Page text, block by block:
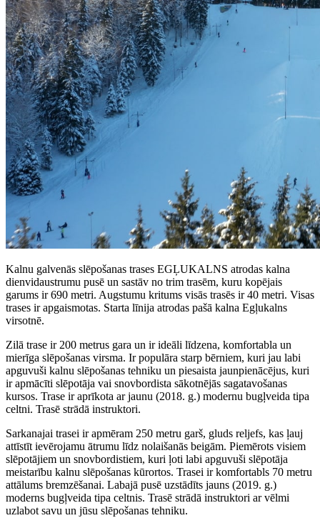
Kalnu galvenās slēpošanas trases EGĻUKALNS atrodas kalna
dienvidaustrumu pusē un sastāv no trim trasēm, kuru kopējais
garums ir 690 metri. Augstumu kritums visās trasēs ir 40 metri. Visas
trases ir apgaismotas. Starta līnija atrodas pašā kalna Egļukalns
virsotnē.
Zilā trase ir 200 metrus gara un ir ideāli līdzena, komfortabla un
mierīga slēpošanas virsma. Ir populāra starp bērniem, kuri jau labi
apguvuši kalnu slēpošanas tehniku un piesaista jaunpienācējus, kuri
ir apmācīti slēpotāja vai snovbordista sākotnējās sagatavošanas
kursos. Trase ir aprīkota ar jaunu (2018. g.) modernu bugļveida tipa
celtni. Trasē strādā instruktori.
Sarkanajai trasei ir apmēram 250 metru garš, gluds reljefs, kas ļauj
attīstīt ievērojamu ātrumu līdz nolaišanās beigām. Piemērots visiem
slēpotājiem un snovbordistiem, kuri ļoti labi apguvuši slēpotāja
meistarību kalnu slēpošanas kūrortos. Trasei ir komfortabls 70 metru
attālums bremzēšanai. Labajā pusē uzstādīts jauns (2019. g.)
moderns bugļveida tipa celtnis. Trasē strādā instruktori ar vēlmi
uzlabot savu un jūsu slēpošanas tehniku.